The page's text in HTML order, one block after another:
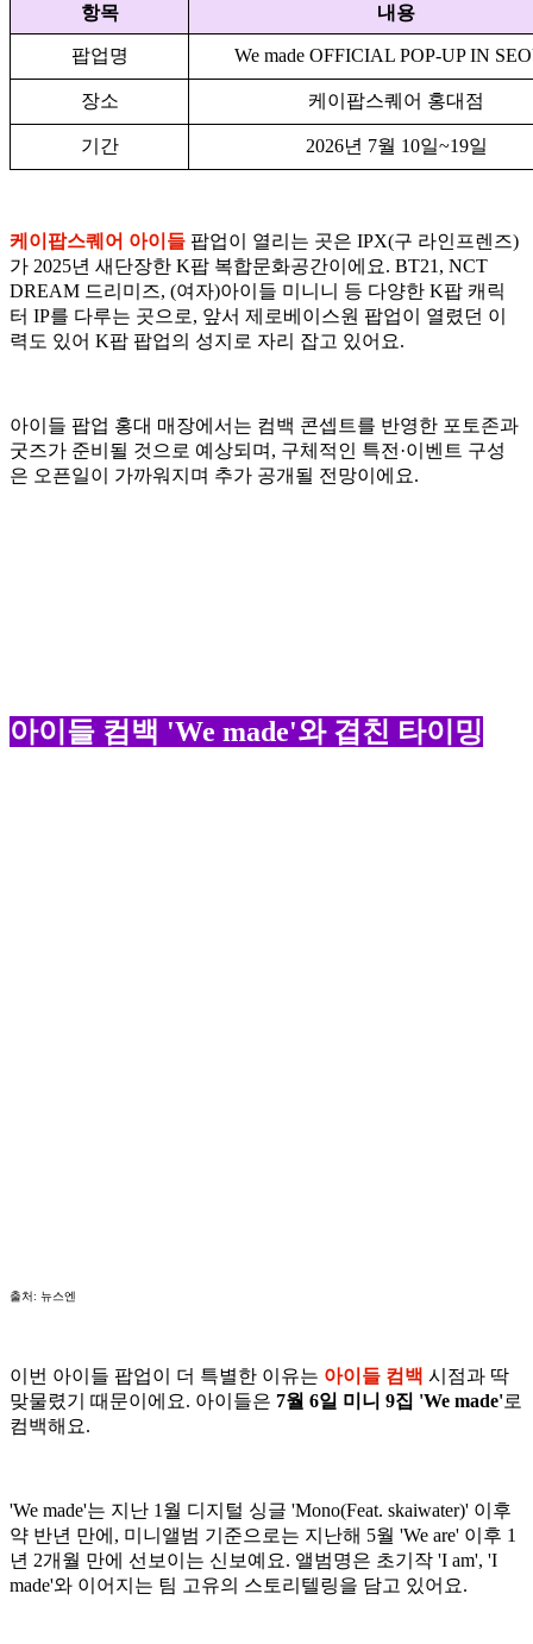
항목 내용
팝업명 We made OFFICIAL POP-UP IN
장소 케이팝스퀘어 홍대점
기간 2026년 7월 10일~19일
케이팝스퀘어 아이들 팝업이 열리는 곳은 IPX(구 라인프렌즈)
가 2025년 새단장한 K팝 복합문화공간이에요. BT21, NCT
DREAM 드리미즈, (여자)아이들 미니니 등 다양한 K팝 캐릭
터 IP를 다루는 곳으로, 앞서 제로베이스원 팝업이 열렸던 이
력도 있어 K팝 팝업의 성지로 자리 잡고 있어요.
아이들 팝업 홍대 매장에서는 컴백 콘셉트를 반영한 포토존과
굿즈가 준비될 것으로 예상되며, 구체적인 특전·이벤트 구성
은 오픈일이 가까워지며 추가 공개될 전망이에요.
아이들 컴백 'We made'와 겹친 타이밍
출처: 뉴스엔
이번 아이들 팝업이 더 특별한 이유는 아이들 컴백 시점과 딱
맞물렸기 때문이에요. 아이들은 7월 6일 미니 9집 'We made'로
컴백해요.
'We made'는 지난 1월 디지털 싱글 'Mono(Feat. skaiwater)' 이후
약 반년 만에, 미니앨범 기준으로는 지난해 5월 'We are' 이후 1
년 2개월 만에 선보이는 신보예요. 앨범명은 초기작 'I am', 'I
made'와 이어지는 팀 고유의 스토리텔링을 담고 있어요.